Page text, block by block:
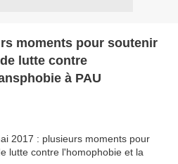
moments pour soutenir
lutte contre
à PAU